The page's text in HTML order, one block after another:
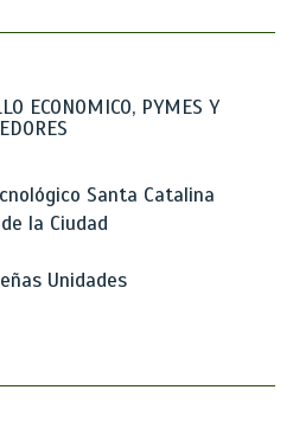
ECONOMICO, PYMES Y
Santa Catalina
la Ciudad
Unidades